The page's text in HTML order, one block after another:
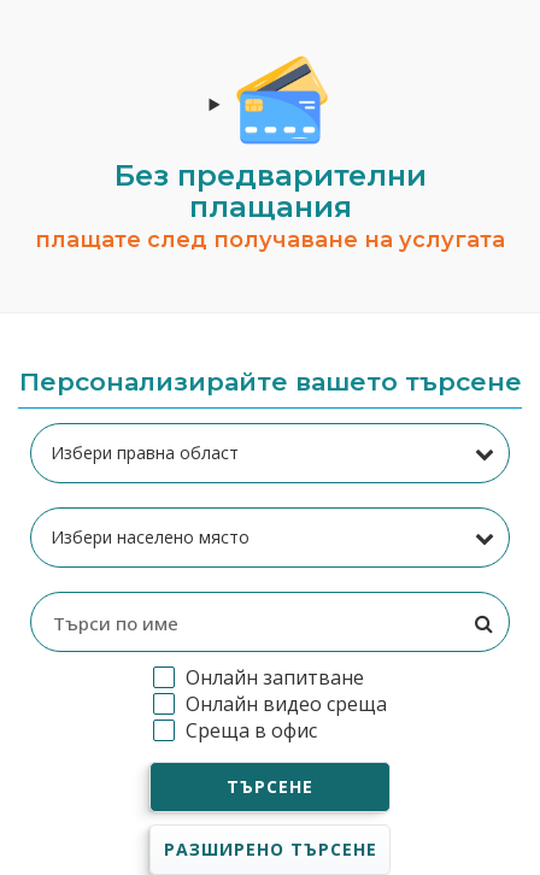
Без предварителни
плащания
плащате след получаване на услугата
Персонализирайте вашето търсене
Онлайн запитване
Онлайн видео среща
Среща в офис
ТЪРСЕНЕ
РАЗШИРЕНО ТЪРСЕНЕ